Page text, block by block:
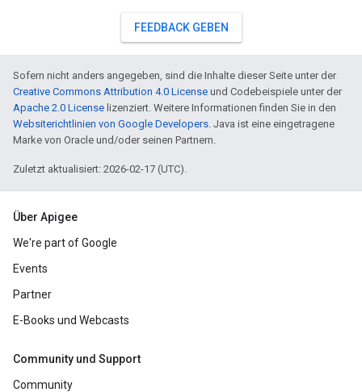
FEEDBACK GEBEN
Sofern nicht anders angegeben, sind die Inhalte dieser Seite unter der
Creative Commons Attribution 4.0 License und Codebeispiele unter der
Apache 2.0 License lizenziert. Weitere Informationen finden Sie in den
Websiterichtlinien von Google Developers. Java ist eine eingetragene
Marke von Oracle und/oder seinen Partnern.
Zuletzt aktualisiert: 2026-02-17 (UTC).
Über Apigee
We're part of Google
Events
Partner
E-Books und Webcasts
Community und Support
Community